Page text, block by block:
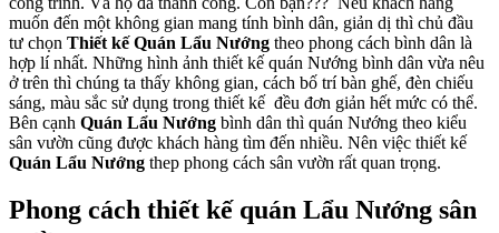
muốn đến một không gian mang tính bình dân, giản dị thì chủ đầu
tư chọn Thiết kế Quán Lẩu Nướng theo phong cách bình dân là
hợp lí nhất. Những hình ảnh thiết kế quán Nướng bình dân vừa nêu
ở trên thì chúng ta thấy không gian, cách bố trí bàn ghế, đèn chiếu
sáng, màu sắc sử dụng trong thiết kế đều đơn giản hết mức có thể.
Bên cạnh Quán Lẩu Nướng bình dân thì quán Nướng theo kiểu
sân vườn cũng được khách hàng tìm đến nhiều. Nên việc thiết kế
Quán Lẩu Nướng thep phong cách sân vườn rất quan trọng.
Phong cách thiết kế quán Lẩu Nướng sân